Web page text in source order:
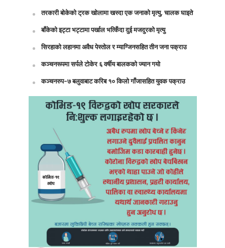
तरकारी बोकेको ट्रक खोलामा खस्दा एक जनाको मृत्यु, चालक घाइते
बाँकेको इट्टा भट्टामा पर्खाल भत्किँदा दुई मजदुरको मृत्यु
सिरहाको लहानमा अवैध पेस्तोल र म्याग्जिनसहित तीन जना पक्राउ
कञ्चनरूपमा सर्पले टोकेर ६ वर्षीय बालकको ज्यान गयो
कञ्चनरुप-७ बलुवाबाट करिब १० किलो गाँजासहित युवक पक्राउ